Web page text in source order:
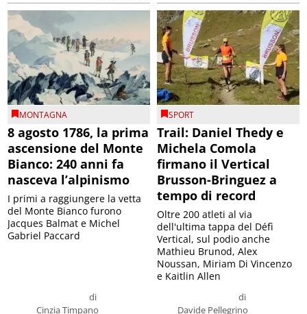
MONTAGNA
8 agosto 1786, la prima
ascensione del Monte
Bianco: 240 anni fa
nasceva l’alpinismo
di
Cinzia Timpano
I primi a raggiungere la vetta
del Monte Bianco furono
Jacques Balmat e Michel
Gabriel Paccard
SPORT
Trail: Daniel Thedy e
Michela Comola
firmano il Vertical
Brusson-Bringuez a
tempo di record
di
Davide Pellegrino
Oltre 200 atleti al via
dell'ultima tappa del Défì
Vertical, sul podio anche
Mathieu Brunod, Alex
Noussan, Miriam Di Vincenzo
e Kaitlin Allen